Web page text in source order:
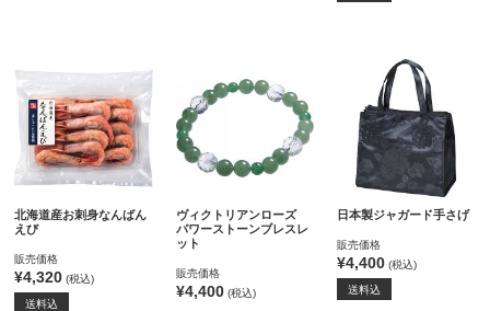
北海道産お刺身なんばん
えび
販売価格
¥4,320 (税込)
送料込
ヴィクトリアンローズ
パワーストーンブレスレ
ット
販売価格
¥4,400(税込)
日本製ジャガード手さげ
販売価格
¥4,400 (税込)
送料込